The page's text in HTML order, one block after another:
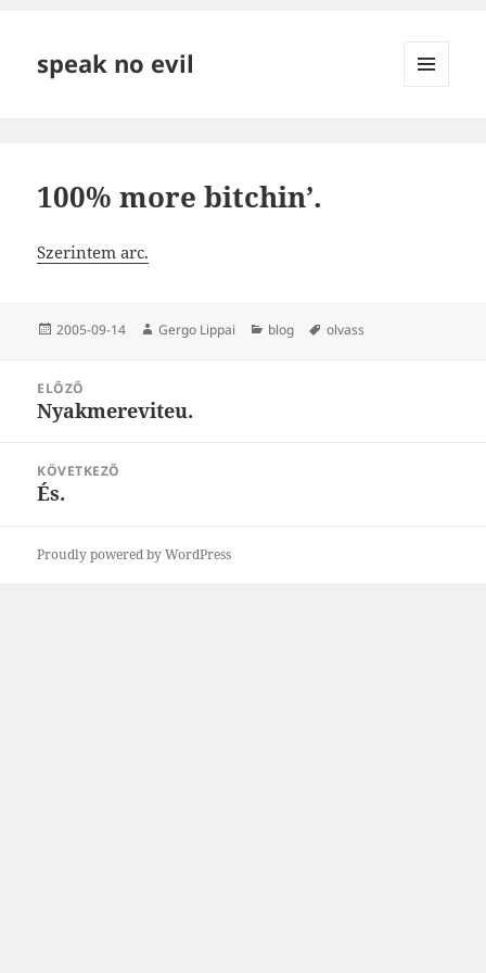
speak no evil
100% more bitchin’.
Szerintem arc.
Közzétéve
2005-09-14 Szerző
Gergo Lippai Kategória
blog Címke
olvass
navigáció
ELŐZŐ
Korábbi
Nyakmereviteu.
KÖVETKEZŐ
Következő
És.
Proudly powered by WordPress